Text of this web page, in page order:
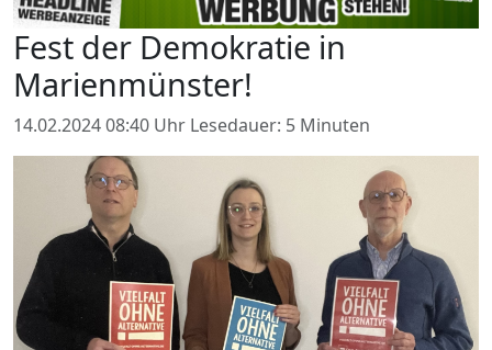
Fest der Demokratie in
Marienmünster!
14.02.2024 08:40 Uhr Lesedauer: 5 Minuten